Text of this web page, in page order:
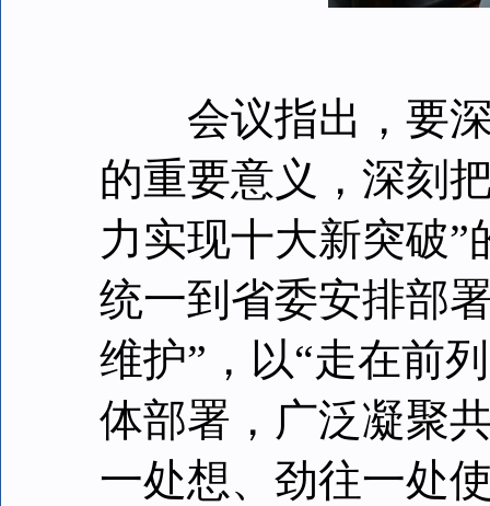
会议指出，要深
的重要意义，深刻
力实现十大新突破”
统一到省委安排部
维护”，以“走在前
体部署，广泛凝聚
一处想、劲往一处